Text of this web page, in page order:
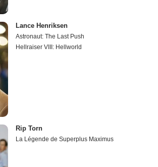
Lance Henriksen
Astronaut: The Last Push
Hellraiser VIII: Hellworld
Rip Torn
La Légende de Superplus Maximus